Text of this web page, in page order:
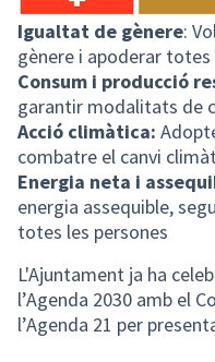
Igualtat de gènere:
gènere i apoderar totes
Consum i producció
garantir modalitats de
Acció climàtica:
combatre el canvi
Energia neta i
energia assequible,
totes les persones
L'Ajuntament ja ha
l’Agenda 2030 amb el
l’Agenda 21 per